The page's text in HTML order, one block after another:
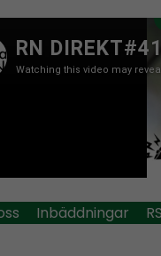
Inbäddningar